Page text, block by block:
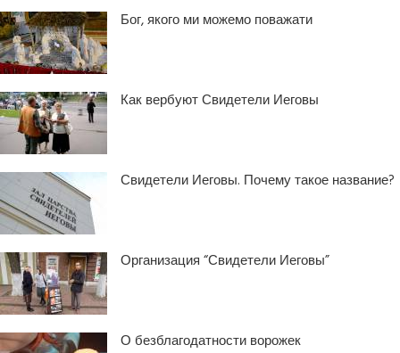
Бог, якого ми можемо поважати
Как вербуют Свидетели Иеговы
Свидетели Иеговы. Почему такое название?
Организация “Свидетели Иеговы”
О безблагодатности ворожек